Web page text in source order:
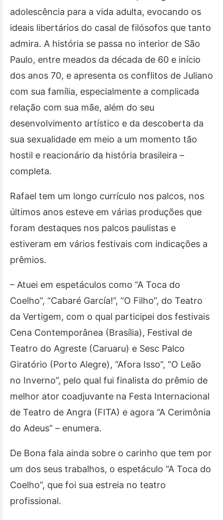
adolescência para a vida adulta, evocando os
ideais libertários do casal de filósofos que tanto
admira. A história se passa no interior de São
Paulo, entre meados da década de 60 e início
dos anos 70, e apresenta os conflitos de Juliano
com sua família, especialmente a complicada
relação com sua mãe, além do seu
desenvolvimento artístico e da descoberta da
sua sexualidade em meio a um momento tão
hostil e reacionário da história brasileira –
completa.
Rafael tem um longo currículo nos palcos, nos
últimos anos esteve em várias produções que
foram destaques nos palcos paulistas e
estiveram em vários festivais com indicações a
prêmios.
– Atuei em espetáculos como “A Toca do
Coelho”, “Cabaré García!”, “O Filho”, do Teatro
da Vertigem, com o qual participei dos festivais
Cena Contemporânea (Brasília), Festival de
Teatro do Agreste (Caruaru) e Sesc Palco
Giratório (Porto Alegre), “Afora Isso”, “O Leão
no Inverno”, pelo qual fui finalista do prêmio de
melhor ator coadjuvante na Festa Internacional
de Teatro de Angra (FITA) e agora “A Cerimônia
do Adeus” – enumera.
De Bona fala ainda sobre o carinho que tem por
um dos seus trabalhos, o espetáculo “A Toca do
Coelho”, que foi sua estreia no teatro
profissional.